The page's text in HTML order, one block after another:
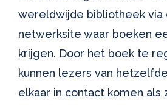
wereldwijde bibliotheek via
netwerksite waar boeken
krijgen. Door het boek te
kunnen lezers van
elkaar in contact komen als